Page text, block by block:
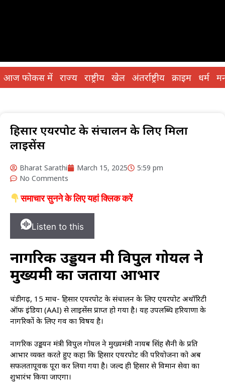
आज फोकस में राज्य राष्ट्रीय खेल अंतर्राष्ट्रीय क्राइम धर्म
हिसार एयरपोर्ट के संचालन के लिए मिला
लाइसेंस
Bharat Sarathi March 15, 2025
5:59 pm
No Comments
समाचार सुनने के लिए यहां क्लिक करें
Listen to this
नागरिक उड्डयन मंत्री विपुल गोयल ने
मुख्यमंत्री का जताया आभार
चंडीगढ़, 15 मार्च- हिसार एयरपोर्ट के संचालन के लिए एयरपोर्ट अथॉरिटी
ऑफ इंडिया (AAI) से लाइसेंस प्राप्त हो गया है। यह उपलब्धि हरियाणा के
नागरिकों के लिए गर्व का विषय है।
नागरिक उड्डयन मंत्री विपुल गोयल ने मुख्यमंत्री नायब सिंह सैनी के प्रति
आभार व्यक्त करते हुए कहा कि हिसार एयरपोर्ट की परियोजना को अब
सफलतापूर्वक पूरा कर लिया गया है। जल्द ही हिसार से विमान सेवा का
शुभारंभ किया जाएगा।